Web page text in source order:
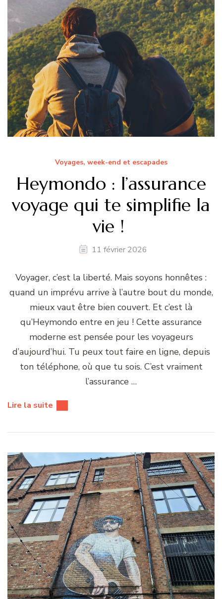
Voyages, week-end et escapades
Heymondo : l’assurance
voyage qui te simplifie la
vie !
11 février 2026
Voyager, c’est la liberté. Mais soyons honnêtes :
quand un imprévu arrive à l’autre bout du monde,
mieux vaut être bien couvert. Et c’est là
qu’Heymondo entre en jeu ! Cette assurance
moderne est pensée pour les voyageurs
d’aujourd’hui. Tu peux tout faire en ligne, depuis
ton téléphone, où que tu sois. C’est vraiment
l’assurance …
Lire la suite